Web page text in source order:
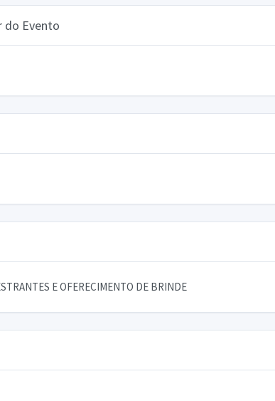
do Evento
E OFERECIMENTO DE BRINDE